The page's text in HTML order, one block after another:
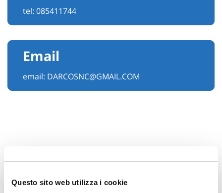
Questo sito web utilizza i cookie
tel: 085411744
Email
email: DARCOSNC@GMAIL.COM